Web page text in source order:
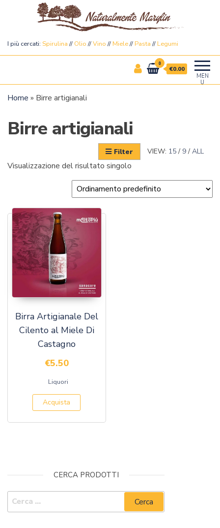
Naturalmente Marylin
I più cercati: Spirulina // Olio //Vino // Miele// Pasta // Legumi
MEN
U
0
€0.00
Home » Birre artigianali
Birre artigianali
VIEW: 15 / 9 / ALL
Filter
Visualizzazione del risultato singolo
Birra Artigianale Del
Cilento al Miele Di
Castagno
€5.50
Liquori
Acquista
CERCA PRODOTTI